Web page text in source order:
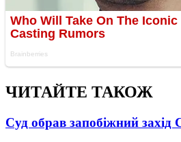
ЧИТАЙТЕ ТАКОЖ
Суд обрав запобіжний захід